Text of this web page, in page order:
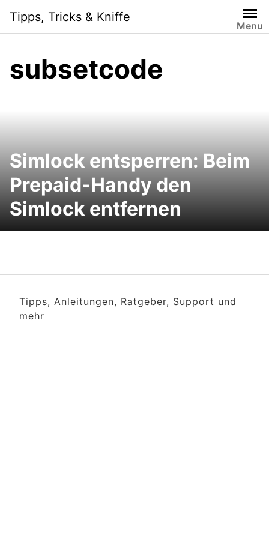
content
Tipps, Tricks & Kniffe
Menu
subsetcode
Simlock entsperren: Beim
Prepaid-Handy den
Simlock entfernen
Tipps, Anleitungen, Ratgeber, Support und
mehr